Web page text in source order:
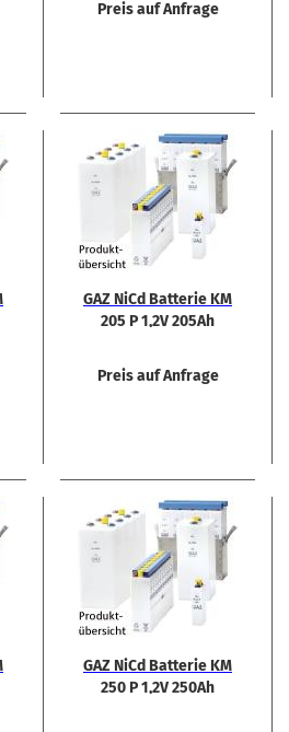
Preis auf Anfrage
GAZ NiCd Bat­te­rie KM
205 P 1,2V 205Ah
Preis auf Anfrage
GAZ NiCd Bat­te­rie KM
250 P 1,2V 250Ah